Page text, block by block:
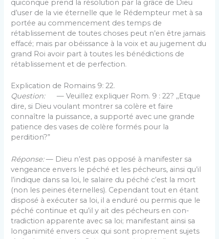
quiconque prend la résolution par la grâce de Dieu
d’user de la vie éternelle que le Rédempteur met à sa
portée au commencement des temps de
rétablissement de toutes choses peut n’en être jamais
effacé; mais par obéissance à la voix et au jugement du
grand Roi avoir part à toutes les bénédictions de
rétablissement et de perfection.
Explication de Romains 9: 22.
Question:— Veuillez expliquer Rom. 9 : 22? ,,Etque
dire, si Dieu voulant montrer sa colère et faire
connaître la puissance, a supporté avec une grande
patience des vases de colère formés pour la
perdition?”
Réponse:— Dieu n’est pas opposé à manifester sa
vengeance envers le péché et les pécheurs, ainsi qu’il
l’indique dans sa loi, le salaire du péché c’est la mort
(non les peines éternelles). Cependant tout en étant
disposé à exécuter sa loi, il a enduré ou permis que le
péché continue et qu’il y ait des pécheurs en con­
tradiction apparente avec sa loi; manifestant ainsi sa
longanimité envers ceux qui sont proprement sujets